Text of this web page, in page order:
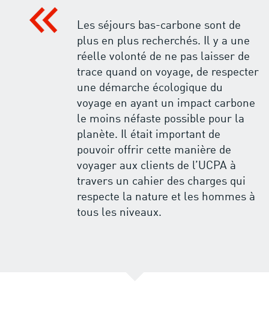
Les séjours bas-carbone sont de
plus en plus recherchés. Il y a une
réelle volonté de ne pas laisser de
trace quand on voyage, de respecter
une démarche écologique du
voyage en ayant un impact carbone
le moins néfaste possible pour la
planète. Il était important de
pouvoir offrir cette manière de
voyager aux clients de l’UCPA à
travers un cahier des charges qui
respecte la nature et les hommes à
tous les niveaux.